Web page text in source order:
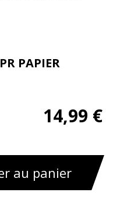
PAPIER
14,99 €
au panier